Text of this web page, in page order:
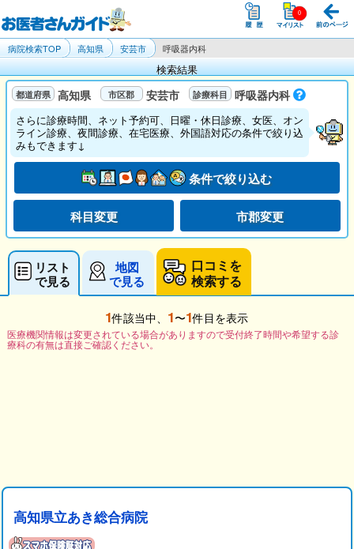
病院検索TOP 高知県 安芸市 呼吸器内科
検索結果
高知県 安芸市 呼吸器内科
さらに診療時間、ネット予約可、日曜・休日診療、女医、オン
ライン診療、夜間診療、在宅医療、外国語対応の条件で絞り込
みもできます↓
条件で絞り込む
科目変更 市郡変更
リスト
で見る
地図
で見る
口コミを
検索する
1件該当中、 1〜1件目を表示
医療機関情報は変更されている場合がありますので受付終了時間や希望する診
療科の有無は直接ご確認ください。
高知県立あき総合病院